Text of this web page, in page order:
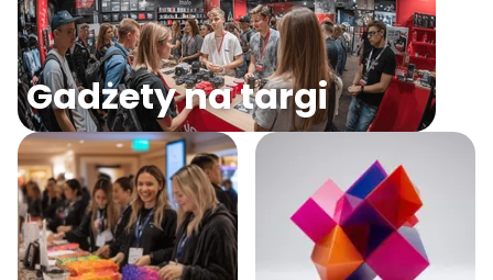
Gadżety na targi